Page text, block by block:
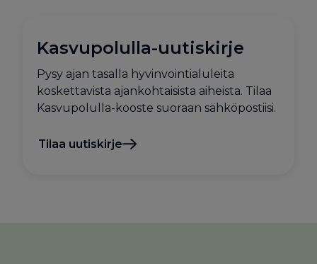
Kasvupolulla-uutiskirje
Pysy ajan tasalla hyvinvointialuleita
koskettavista ajankohtaisista aiheista. Tilaa
Kasvupolulla-kooste suoraan sähköpostiisi.
Tilaa uutiskirje